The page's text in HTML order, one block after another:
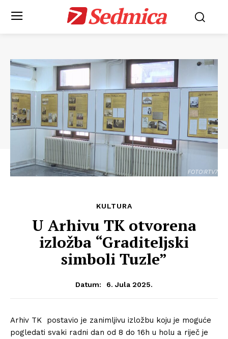
Sedmica
FOTO:RTV7
KULTURA
U Arhivu TK otvorena
izložba “Graditeljski
simboli Tuzle”
Datum: 6. Jula 2025.
Arhiv TK postavio je zanimljivu izložbu koju je moguće
pogledati svaki radni dan od 8 do 16h u holu a riječ je